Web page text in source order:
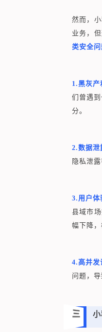
然而，
业务，
类安全问
1.黑灰产
们曾遇
分。
2.数据泄
隐私泄
3.用户体
县域市
幅下降
4.高并发
问题，
三